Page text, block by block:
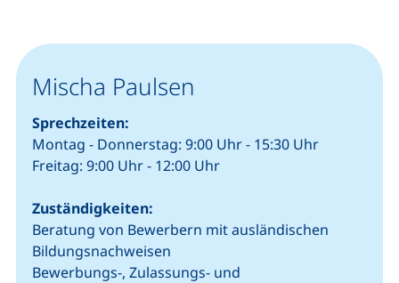
Mischa Paulsen
Sprechzeiten:
Montag - Donnerstag: 9:00 Uhr - 15:30 Uhr
Freitag: 9:00 Uhr - 12:00 Uhr
Zuständigkeiten:
Beratung von Bewerbern mit ausländischen
Bildungsnachweisen
Bewerbungs-, Zulassungs- und